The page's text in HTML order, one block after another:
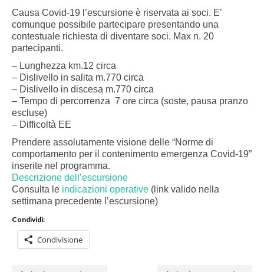
Causa Covid-19 l’escursione è riservata ai soci. E’
comunque possibile partecipare presentando una
contestuale richiesta di diventare soci. Max n. 20
partecipanti.
– Lunghezza km.12 circa
– Dislivello in salita m.770 circa
– Dislivello in discesa m.770 circa
– Tempo di percorrenza 7 ore circa (soste, pausa pranzo
escluse)
– Difficoltà EE
Prendere assolutamente visione delle “Norme di
comportamento per il contenimento emergenza Covid-19”
inserite nel programma.
Descrizione dell’escursione
Consulta le indicazioni operative (link valido nella
settimana precedente l’escursione)
Condividi:
Condivisione